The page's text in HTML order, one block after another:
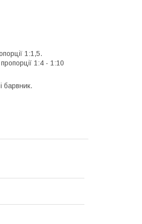
1:1,5.
1:4 - 1:10
барвник.